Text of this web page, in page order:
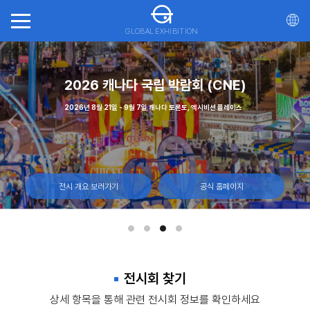
GLOBAL EXHIBITION
회(ITTS)
트리올 캐나다
전시 개요 보러가기 공식 홈페이지
스
일, 라스베이거스 컨벤션 센터
전시 개요 보러가기 공식 홈페이지
2026 캐나다 국립 박람회 (CNE)
2026년 8월 21일 - 9월 7일 캐나다 토론토, 엑시비션 플레이스
전시 개요 보러가기 공식 홈페이지
2026년 10월 21일 - 23일 마리
전시회 찾기
상세 항목을 통해 관련 전시회 정보를 확인하세요